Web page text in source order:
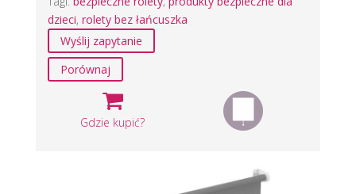
dzieci, rolety bez łańcuszka
Wyślij zapytanie
Porównaj
Gdzie kupić?